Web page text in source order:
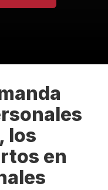
los
en